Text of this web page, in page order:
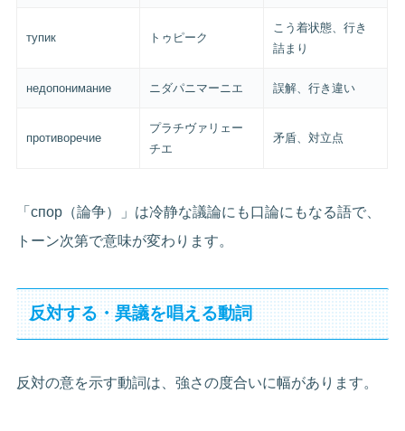
тупик トゥピーク
こう着状態、行き
詰まり
недопонимание ニダパニマーニエ 誤解、行き違い
противоречие
プラチヴァリェー
チエ
矛盾、対立点
「спор（論争）」は冷静な議論にも口論にもなる語で、
トーン次第で意味が変わります。
反対する・異議を唱える動詞
反対の意を示す動詞は、強さの度合いに幅があります。